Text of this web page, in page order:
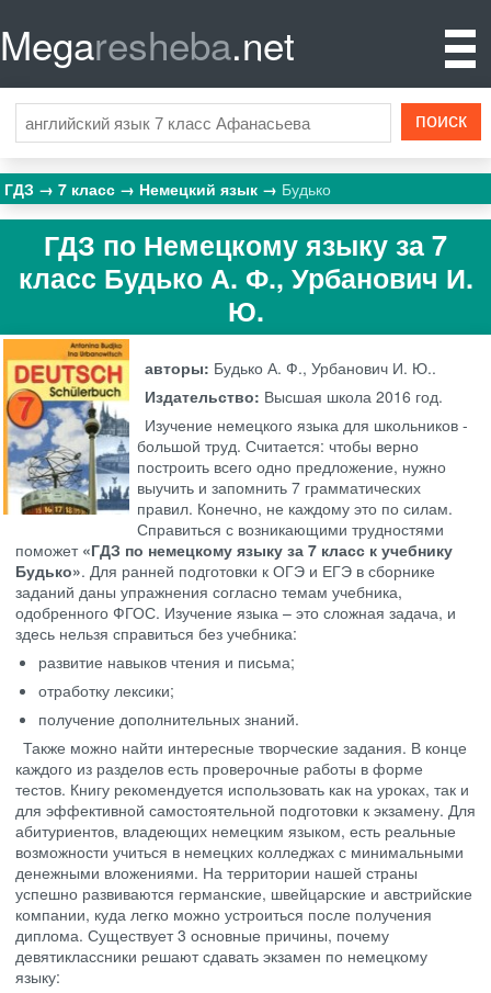
Megaresheba.net
ГДЗ 7 класс Немецкий язык Будько
ГДЗ по Немецкому языку за 7
класс Будько А. Ф., Урбанович И.
Ю.
авторы: Будько А. Ф., Урбанович И. Ю..
Издательство: Высшая школа 2016 год.
Изучение немецкого языка для школьников -
большой труд. Считается: чтобы верно
построить всего одно предложение, нужно
выучить и запомнить 7 грамматических
правил. Конечно, не каждому это по силам.
Справиться с возникающими трудностями
поможет «ГДЗ по немецкому языку за 7 класс к учебнику
Будько». Для ранней подготовки к ОГЭ и ЕГЭ в сборнике
заданий даны упражнения согласно темам учебника,
одобренного ФГОС. Изучение языка – это сложная задача, и
здесь нельзя справиться без учебника:
развитие навыков чтения и письма;
отработку лексики;
получение дополнительных знаний.
Также можно найти интересные творческие задания. В конце
каждого из разделов есть проверочные работы в форме
тестов. Книгу рекомендуется использовать как на уроках, так и
для эффективной самостоятельной подготовки к экзамену. Для
абитуриентов, владеющих немецким языком, есть реальные
возможности учиться в немецких колледжах с минимальными
денежными вложениями. На территории нашей страны
успешно развиваются германские, швейцарские и австрийские
компании, куда легко можно устроиться после получения
диплома. Существует 3 основные причины, почему
девятиклассники решают сдавать экзамен по немецкому
языку: